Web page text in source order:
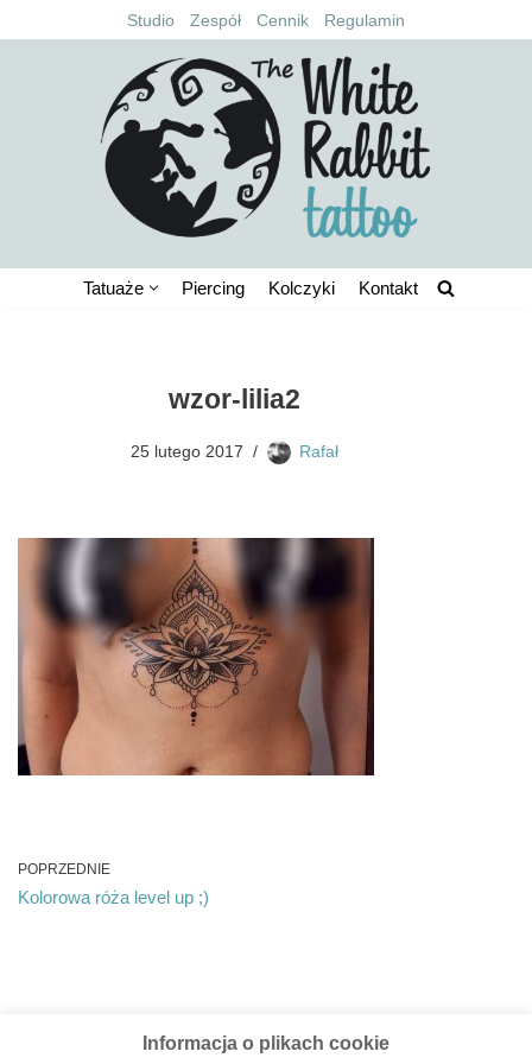
Studio Zespół Cennik Regulamin
Tatuaże Piercing Kolczyki Kontakt
wzor-lilia2
25 lutego 2017 Rafał
POPRZEDNIE
Kolorowa róża level up ;)
Regulamin Polityka prywatności
Informacja o plikach cookie